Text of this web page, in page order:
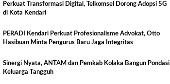
Perkuat Transformasi Digital, Telkomsel Dorong Adopsi 5G
di Kota Kendari
PERADI Kendari Perkuat Profesionalisme Advokat, Otto
Hasibuan Minta Pengurus Baru Jaga Integritas
Sinergi Nyata, ANTAM dan Pemkab Kolaka Bangun Pondasi
Keluarga Tangguh